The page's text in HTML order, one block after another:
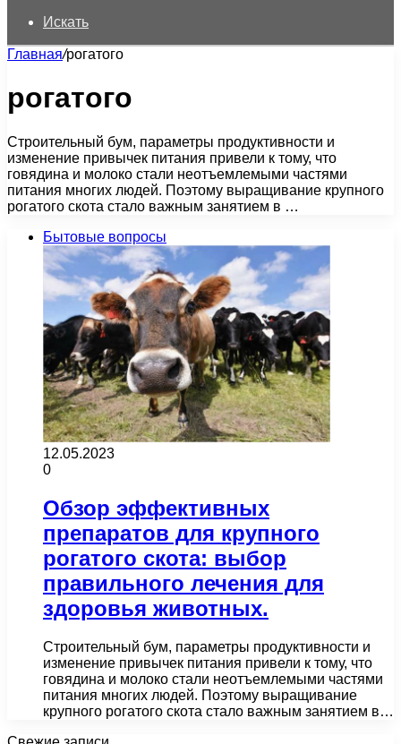
Искать
Главная/рогатого
рогатого
Строительный бум, параметры продуктивности и
изменение привычек питания привели к тому, что
говядина и молоко стали неотъемлемыми частями
питания многих людей. Поэтому выращивание крупного
рогатого скота стало важным занятием в …
Бытовые вопросы
12.05.2023
0
Обзор эффективных
препаратов для крупного
рогатого скота: выбор
правильного лечения для
здоровья животных.
Строительный бум, параметры продуктивности и
изменение привычек питания привели к тому, что
говядина и молоко стали неотъемлемыми частями
питания многих людей. Поэтому выращивание
крупного рогатого скота стало важным занятием в…